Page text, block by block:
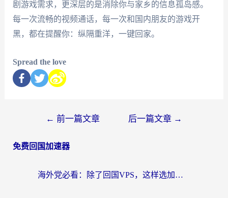
剧游戏需求，更深层的是消除你与家乡的信息孤岛感。
每一次流畅的视频通话，每一次和国内朋友的游戏开
黑，都在提醒你：纵隔重洋，一键回家。
Spread the love
← 前一篇文章 后一篇文章 →
免费回国加速器
海外党必看：除了回国VPS，这样选加速器也能无缝刷国内资源？